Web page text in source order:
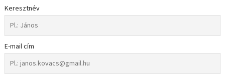
Keresztnév
E-mail cím